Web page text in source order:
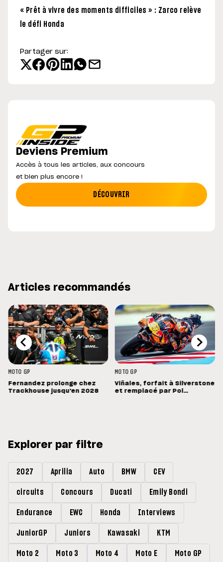
« Prêt à vivre des moments difficiles » : Zarco relève
le défi Honda
Partager sur:
Deviens Premium
Accès à tous les articles, aux concours
et bien plus encore !
DÉCOUVRIR
Articles recommandés
MOTO GP
Fernandez prolonge chez
Trackhouse jusqu'en 2028
MOTO GP
Viñales, forfait à Silverstone
et remplacé par Pol
Explorer par filtre
2027 Aprilia Auto BMW CEV
circuits Concours Ducati Emily Bondi
Endurance EWC Honda Interviews
JuniorGP Juniors Kawasaki KTM
Moto 2 Moto 3 Moto 4 Moto E Moto GP